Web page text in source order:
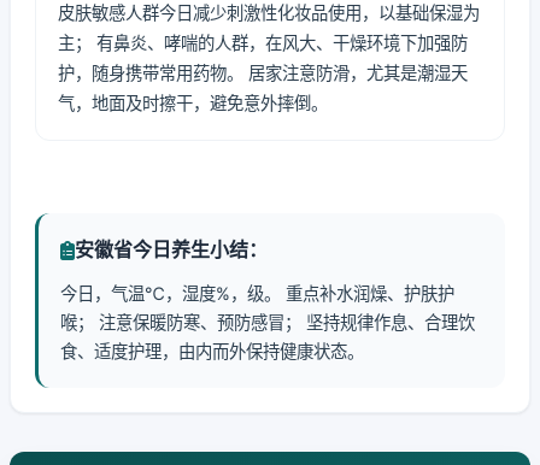
皮肤敏感人群今日减少刺激性化妆品使用，以基础保湿为
主； 有鼻炎、哮喘的人群，在风大、干燥环境下加强防
护，随身携带常用药物。 居家注意防滑，尤其是潮湿天
气，地面及时擦干，避免意外摔倒。
安徽省今日养生小结：
今日，气温℃，湿度%，级。 重点补水润燥、护肤护
喉； 注意保暖防寒、预防感冒； 坚持规律作息、合理饮
食、适度护理，由内而外保持健康状态。